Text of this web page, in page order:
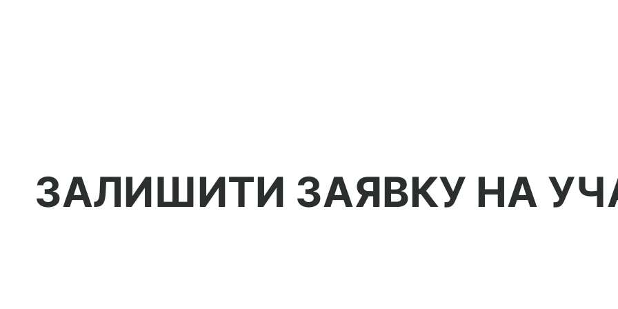
ЗАЛИШИТИ ЗАЯВКУ НА